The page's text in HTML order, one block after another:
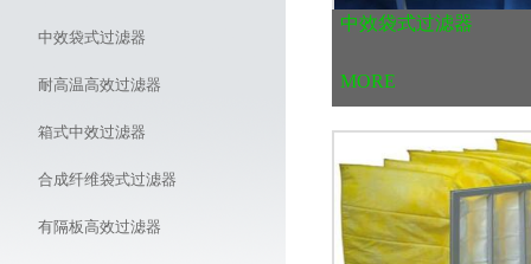
中效袋式过滤器
耐高温高效过滤器
箱式中效过滤器
合成纤维袋式过滤器
有隔板高效过滤器
中效袋式过滤器
MORE